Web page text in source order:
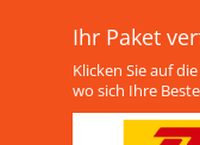
Ihr Paket
Klicken Sie auf
wo sich Ihre